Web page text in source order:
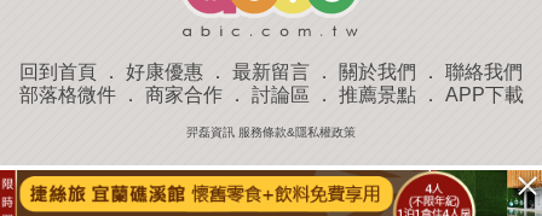
回到首頁 ． 好康優惠 ． 最新留言 ． 關於我們 ． 聯絡我們
部落格微件． 商家合作． 討論區 ． 推薦景點． APP下載
羿磊資訊 服務條款&隱私權政策